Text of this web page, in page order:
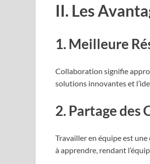
II. Les
1. Meilleure
Collaboration signifie
solutions innovantes et
2. Partage des
Travailler en équipe est
à apprendre, rendant